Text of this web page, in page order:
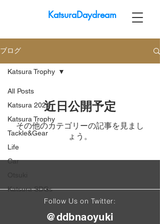
KatsuraDaydream
ブログ
All Posts
Katsura 2021
Katsura Trophy
Tackle&Gear
Life
Car
Katsura SDGs
Katsura Trophy
近日公開予定
その他のカテゴリーの記事を見まし
ょう。
Follow Us on Twitter:
@ddbnaoyuki